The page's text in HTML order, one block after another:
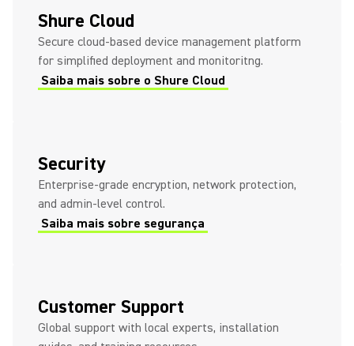
Shure Cloud
Secure cloud-based device management platform
for simplified deployment and monitoritng.
Saiba mais sobre o Shure Cloud
Security
Enterprise-grade encryption, network protection,
and admin-level control.
Saiba mais sobre segurança
Customer Support
Global support with local experts, installation